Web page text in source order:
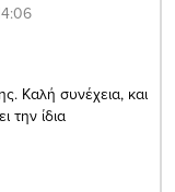
Καλή συνέχεια, και
την ίδια